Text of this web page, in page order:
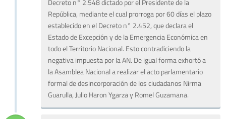
Decreto n° 2.548 dictado por el Presidente de la
República, mediante el cual prorroga por 60 días el plazo
establecido en el Decreto n° 2.452, que declara el
Estado de Excepción y de la Emergencia Económica en
todo el Territorio Nacional. Esto contradiciendo la
negativa impuesta por la AN. De igual forma exhortó a
la Asamblea Nacional a realizar el acto parlamentario
formal de desincorporación de los ciudadanos Nirma
Guarulla, Julio Haron Ygarza y Romel Guzamana.